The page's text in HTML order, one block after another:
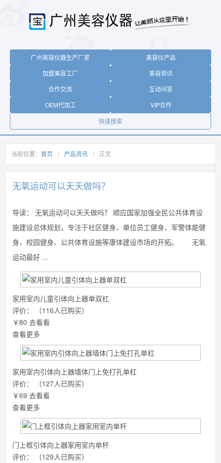
广州美容仪器生产厂家
美容仪产品
加盟美容工厂
美容资讯
合作交流
互动问答
OEM代加工
VIP合作
快速搜索
当前位置： 首页 / 产品资讯 / 正文
无氧运动可以天天做吗？
导读：
无氧运动可以天天做吗？ 顺应国家加强全民公共体育设
施建设总体规划，专注于社区健身、单位员工健身、军警体能健
身、校园健身、公共体育设施等康体建设市场的开拓。 无氧
运动最好 ...
家用室内儿童引体向上器单双杠
评价：
（116人已购买）
￥80 去看看
查看更多
家用室内引体向上器墙体门上免打孔单杠
评价：
（127人已购买）
￥69 去看看
查看更多
门上框引体向上器家用室内单杆
评价：
（129人已购买）